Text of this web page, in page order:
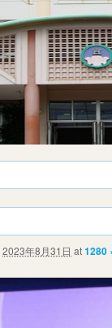
2023年8月31日 at1280